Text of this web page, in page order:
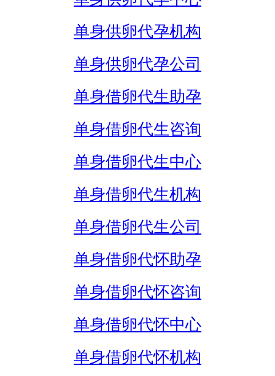
单身供卵代孕机构
单身供卵代孕公司
单身借卵代生助孕
单身借卵代生咨询
单身借卵代生中心
单身借卵代生机构
单身借卵代生公司
单身借卵代怀助孕
单身借卵代怀咨询
单身借卵代怀中心
单身借卵代怀机构